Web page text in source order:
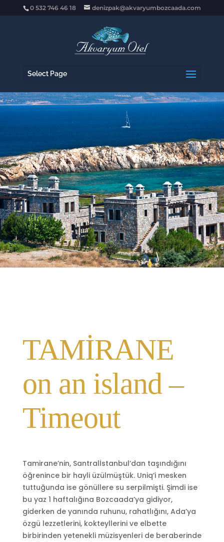
0 532 746 46 18 denizpak@akvaryumbozcaada.com
Select Page
TAMİRANE
on an island –
Timeout
Tamirane’nin, Santralİstanbul’dan taşındığını
öğrenince bir hayli üzülmüştük. Uniq’i mesken
tuttuğunda ise gönüllere su serpilmişti. Şimdi ise
bu yaz 1 haftalığına Bozcaada’ya gidiyor,
giderken de yanında ruhunu, rahatlığını, Ada’ya
özgü lezzetlerini, kokteyllerini ve elbette
birbirinden yetenekli müzisyenleri de beraberinde